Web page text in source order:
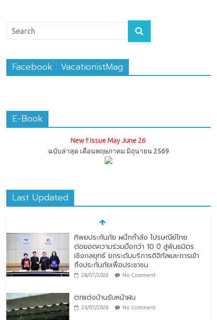
Facebook : VacationistMag
E-Book
New !! Issue May June 26
ฉบับล่าสุด เดือนพฤษภาคม มิถุนายน 2569
Last Updated
ทิพยประกันภัย ผนึกกำลัง ไปรษณีย์ไทย
ต่อยอดความร่วมมือกว่า 10 ปี สู่พันธมิตร
เชิงกลยุทธ์ ยกระดับบริการดิจิทัลและการเข้า
ถึงประกันภัยเพื่อประชาชน
28/07/2026 No Comment
ตกแต่งบ้านรับหน้าฝน
24/07/2026 No Comment